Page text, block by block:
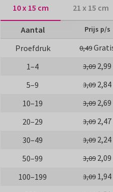
10 x 15 cm 21 x 15 cm
Aantal Prijs p/s
Proefdruk 0,49
1–4
3,09 2,99
5–9
3,09 2,84
10–19
3,09 2,69
20–29
3,09 2,47
30–49
3,09 2,24
50–99
3,09 2,09
100–199
3,09 1,94